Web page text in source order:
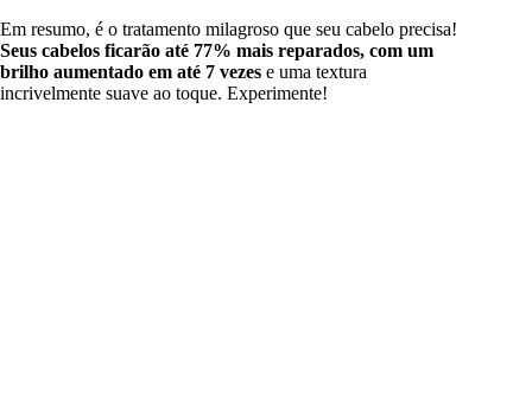
Em resumo, é o tratamento milagroso que seu cabelo precisa!
Seus cabelos ficarão até 77% mais reparados, com um
brilho aumentado em até 7 vezes e uma textura
incrivelmente suave ao toque. Experimente!